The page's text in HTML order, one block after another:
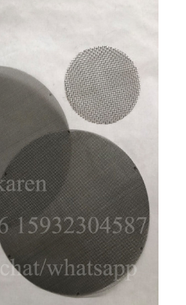
مشبک
صفحه نمایش فلای زنجیره ای
فیلتر صفحه نمایش جانسون
حصار فلزی
شبکه ی زنبور زنبور